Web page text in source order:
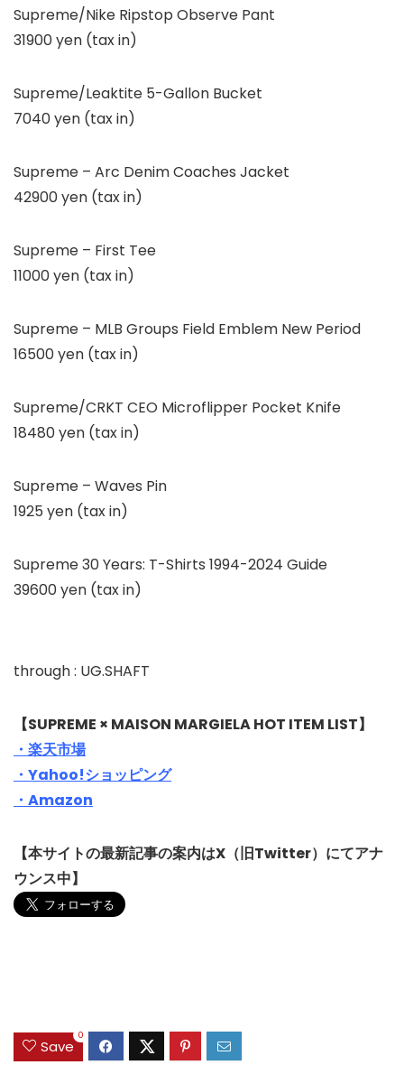
Supreme/Nike Ripstop Observe Pant
31900 yen (tax in)
Supreme/Leaktite 5-Gallon Bucket
7040 yen (tax in)
Supreme – Arc Denim Coaches Jacket
42900 yen (tax in)
Supreme – First Tee
11000 yen (tax in)
Supreme – MLB Groups Field Emblem New Period
16500 yen (tax in)
Supreme/CRKT CEO Microflipper Pocket Knife
18480 yen (tax in)
Supreme – Waves Pin
1925 yen (tax in)
Supreme 30 Years: T-Shirts 1994-2024 Guide
39600 yen (tax in)
through : UG.SHAFT
【SUPREME × MAISON MARGIELA HOT ITEM LIST】
・楽天市場
・Yahoo!ショッピング
・Amazon
【本サイトの最新記事の案内はX（旧Twitter）にてアナ
ウンス中】
Save
0